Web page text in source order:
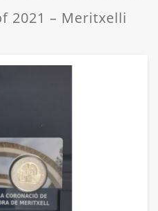
2021 – Meritxelli